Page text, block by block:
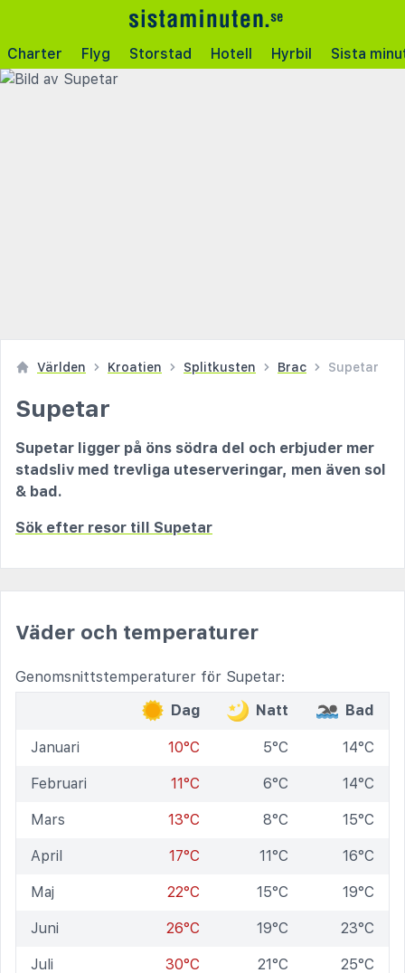
Charter Flyg Storstad Hotell Hyrbil Sista
Världen Kroatien Splitkusten Brac Supetar
Supetar
Supetar ligger på öns södra del och erbjuder mer
stadsliv med trevliga uteserveringar, men även sol
& bad.
Sök efter resor till Supetar
Väder och temperaturer
Genomsnittstemperaturer för Supetar:
Dag
Natt Bad
Januari 10°C 5°C 14°C
Februari 11°C 6°C 14°C
Mars 13°C 8°C 15°C
April 17°C 11°C 16°C
Maj 22°C 15°C 19°C
Juni 26°C 19°C 23°C
Juli 30°C 21°C 25°C